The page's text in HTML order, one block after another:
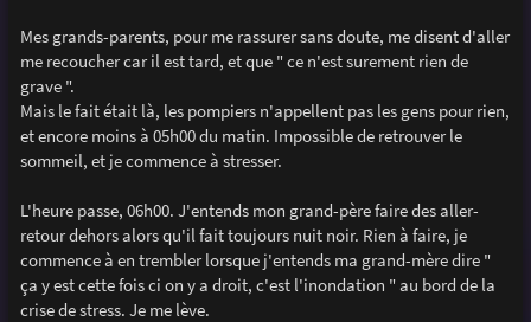
Mes grands-parents, pour me rassurer sans doute, me disent d'aller
me recoucher car il est tard, et que " ce n'est surement rien de
grave ".
Mais le fait était là, les pompiers n'appellent pas les gens pour rien,
et encore moins à 05h00 du matin. Impossible de retrouver le
sommeil, et je commence à stresser.
L'heure passe, 06h00. J'entends mon grand-père faire des aller-
retour dehors alors qu'il fait toujours nuit noir. Rien à faire, je
commence à en trembler lorsque j'entends ma grand-mère dire "
ça y est cette fois ci on y a droit, c'est l'inondation " au bord de la
crise de stress. Je me lève.